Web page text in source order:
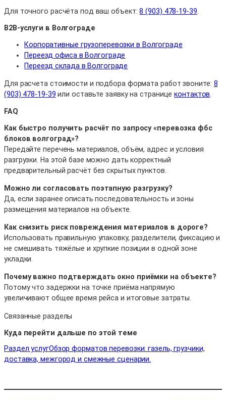
Для точного расчёта под ваш объект:8 (903) 478-19-39
B2B-услуги в Волгограде
Корпоративные грузоперевозки в Волгограде
Переезд офиса в Волгограде
Переезд склада в Волгограде
Для расчета стоимости и подбора формата работ звоните: 8
(903) 478-19-39 или оставьте заявку на страницеконтактов.
FAQ
Как быстро получить расчёт по запросу «перевозка фбс
блоков волгоград»?
Передайте перечень материалов, объём, адрес и условия
разгрузки. На этой базе можно дать корректный
предварительный расчёт без скрытых пунктов.
Можно ли согласовать поэтапную разгрузку?
Да, если заранее описать последовательность и зоны
размещения материалов на объекте.
Как снизить риск повреждения материалов в дороге?
Использовать правильную упаковку, разделители, фиксацию и
не смешивать тяжёлые и хрупкие позиции в одной зоне
укладки.
Почему важно подтверждать окно приёмки на объекте?
Потому что задержки на точке приёма напрямую
увеличивают общее время рейса и итоговые затраты.
Связанные разделы
Куда перейти дальше по этой теме
Раздел услугОбзор форматов перевозки: газель, грузчики,
доставка, межгород и смежные сценарии.